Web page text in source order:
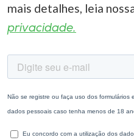
mais detalhes, leia
privacidade.